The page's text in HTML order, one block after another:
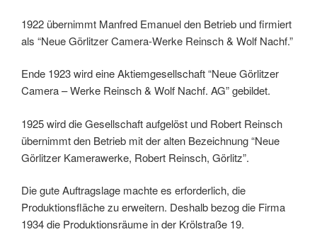
1922 übernimmt Manfred Emanuel den Betrieb und firmiert
als “Neue Görlitzer Camera-Werke Reinsch & Wolf Nachf.”
Ende 1923 wird eine Aktiemgesellschaft “Neue Görlitzer
Camera – Werke Reinsch & Wolf Nachf. AG” gebildet.
1925 wird die Gesellschaft aufgelöst und Robert Reinsch
übernimmt den Betrieb mit der alten Bezeichnung “Neue
Görlitzer Kamerawerke, Robert Reinsch, Görlitz”.
Die gute Auftragslage machte es erforderlich, die
Produktionsfläche zu erweitern. Deshalb bezog die Firma
1934 die Produktionsräume in der Krölstraße 19.